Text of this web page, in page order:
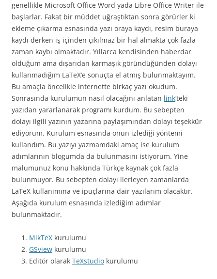
genellikle Microsoft Office Word yada Libre Office Writer ile
başlarlar. Fakat bir müddet uğraştıktan sonra görürler ki
ekleme çıkarma esnasında yazı oraya kaydı, resim buraya
kaydı derken iş içinden çıkılmaz bir hal almakta çok fazla
zaman kaybı olmaktadır. Yıllarca kendisinden haberdar
olduğum ama dışarıdan karmaşık göründüğünden dolayı
kullanmadığım LaTeX’e sonuçta el atmış bulunmaktayım.
Bu amaçla öncelikle internette birkaç yazı okudum.
Sonrasında kurulumun nasıl olacağını anlatan link‘teki
yazıdan yararlanarak programı kurdum. Bu sebepten
dolayı ilgili yazının yazarına paylaşımından dolayı teşekkür
ediyorum. Kurulum esnasında onun izlediği yöntemi
kullandım. Bu yazıyı yazmamdaki amaç ise kurulum
adımlarının blogumda da bulunmasını istiyorum. Yine
malumunuz konu hakkında Türkçe kaynak çok fazla
bulunmuyor. Bu sebepten dolayı ilerleyen zamanlarda
LaTeX kullanımına ve ipuçlarına dair yazılarım olacaktır.
Aşağıda kurulum esnasında izlediğim adımlar
bulunmaktadır.
MikTeX kurulumu
GSview kurulumu
Editör olarak TeXstudio kurulumu